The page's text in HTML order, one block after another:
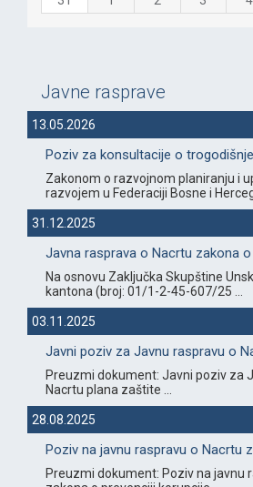
Javne rasprave
13.05.2026
Poziv za konsultacije o
Zakonom o razvojnom planiranju i
razvojem u Federaciji Bosne i
31.12.2025
Javna rasprava o Nacrtu zakona
Na osnovu Zaključka Skupštine
kantona (broj: 01/1-2-45-607/25 ...
03.11.2025
Javni poziv za Javnu raspravu o
Preuzmi dokument: Javni poziv za
Nacrtu plana zaštite ...
28.08.2025
Poziv na javnu raspravu o Nacrtu
Preuzmi dokument: Poziv na javnu